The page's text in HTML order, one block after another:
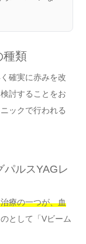
種類
確実に赤みを改
討することをお
ックで行われる
パルスYAGレ
療の一つが、血
として「Vビーム